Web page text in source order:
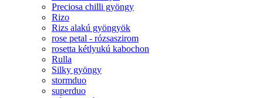
Preciosa chilli gyöngy
Rizo
Rizs alakú gyöngyök
rose petal - rózsaszirom
rosetta kétlyukú kabochon
Rulla
Silky gyöngy
stormduo
superduo